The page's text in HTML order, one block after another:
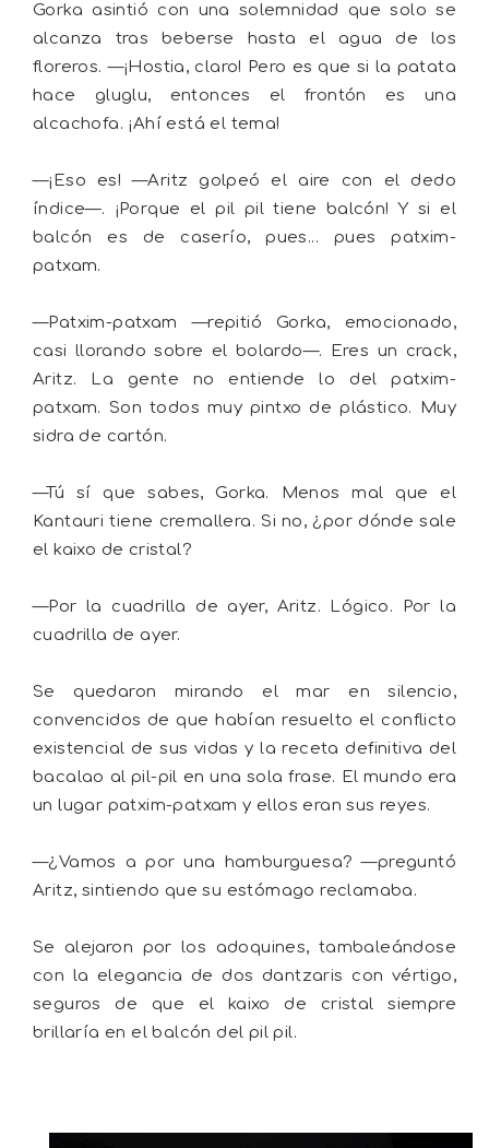
Gorka asintió con una solemnidad que solo se
alcanza tras beberse hasta el agua de los
floreros. —¡Hostia, claro! Pero es que si la patata
hace gluglu, entonces el frontón es una
alcachofa. ¡Ahí está el tema!
—¡Eso es! —Aritz golpeó el aire con el dedo
índice—. ¡Porque el pil pil tiene balcón! Y si el
balcón es de caserío, pues... pues patxim-
patxam.
—Patxim-patxam —repitió Gorka, emocionado,
casi llorando sobre el bolardo—. Eres un crack,
Aritz. La gente no entiende lo del patxim-
patxam. Son todos muy pintxo de plástico. Muy
sidra de cartón.
—Tú sí que sabes, Gorka. Menos mal que el
Kantauri tiene cremallera. Si no, ¿por dónde sale
el kaixo de cristal?
—Por la cuadrilla de ayer, Aritz. Lógico. Por la
cuadrilla de ayer.
Se quedaron mirando el mar en silencio,
convencidos de que habían resuelto el conflicto
existencial de sus vidas y la receta definitiva del
bacalao al pil-pil en una sola frase. El mundo era
un lugar patxim-patxam y ellos eran sus reyes.
—¿Vamos a por una hamburguesa? —preguntó
Aritz, sintiendo que su estómago reclamaba.
Se alejaron por los adoquines, tambaleándose
con la elegancia de dos dantzaris con vértigo,
seguros de que el kaixo de cristal siempre
brillaría en el balcón del pil pil.